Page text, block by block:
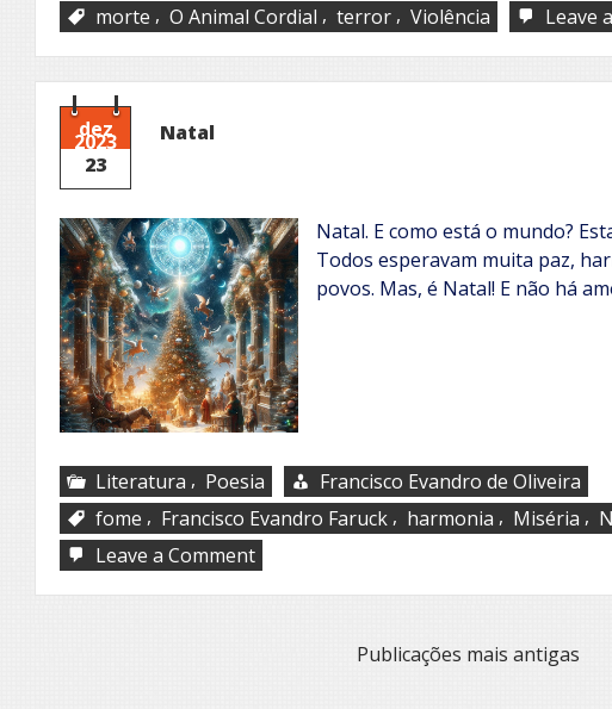
morte , O Animal Cordial , terror , Violência Leave
dez
2023
23
Natal
Natal. E como está o mundo?
Todos esperavam muita paz,
povos. Mas, é Natal! E não há
Literatura , Poesia
Francisco Evandro de Oliveira
fome , Francisco Evandro Faruck , harmonia , Miséria ,
Leave a Commenton
Natal
Publicações mais antigas